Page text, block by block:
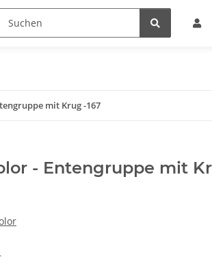
mit Krug -167
- Entengruppe mit